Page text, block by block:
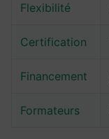
Flexibilité
Certification
Financement
Formateurs